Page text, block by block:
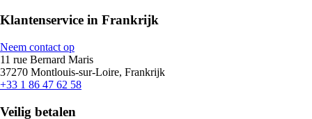
Klantenservice in Frankrijk
Neem contact op
11 rue Bernard Maris
37270 Montlouis-sur-Loire, Frankrijk
+33 1 86 47 62 58
Veilig betalen